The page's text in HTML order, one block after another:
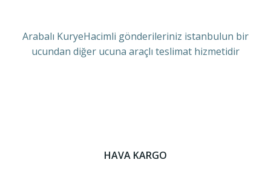
Arabalı KuryeHacimli gönderileriniz istanbulun bir
ucundan diğer ucuna araçlı teslimat hizmetidir
HAVA KARGO